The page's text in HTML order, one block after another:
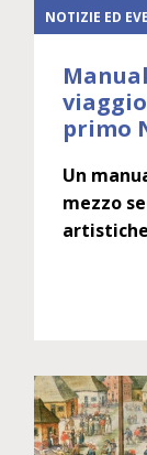
NOTIZIE ED
primo
Un
mezzo